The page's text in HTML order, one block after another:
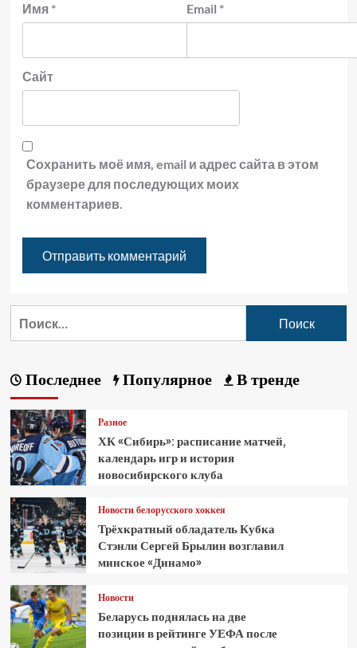
Имя * Email *
Сайт
Сохранить моё имя, email и адрес сайта в этом
браузере для последующих моих
комментариев.
Последнее Популярное В тренде
Разное
ХК «Сибирь»: расписание матчей,
календарь игр и история
новосибирского клуба
Новости белорусского хоккея
Трёхкратный обладатель Кубка
Стэнли Сергей Брылин возглавил
минское «Динамо»
Новости
Беларусь поднялась на две
позиции в рейтинге УЕФА после